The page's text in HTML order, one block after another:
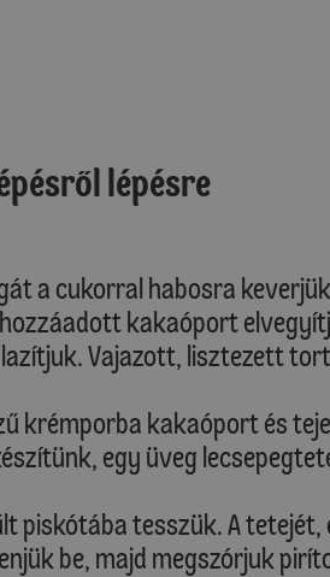
lépésre
a cukorral habosra
kakaóport
Vajazott, lisztezett
krémporba kakaóport és
egy üveg
piskótába tesszük. A tetejét,
be, majd megszórjuk